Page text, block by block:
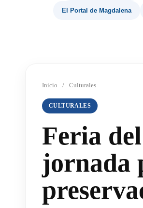
El Portal de Magdalena
Inicio / Culturales
CULTURALES
Feria
jornada